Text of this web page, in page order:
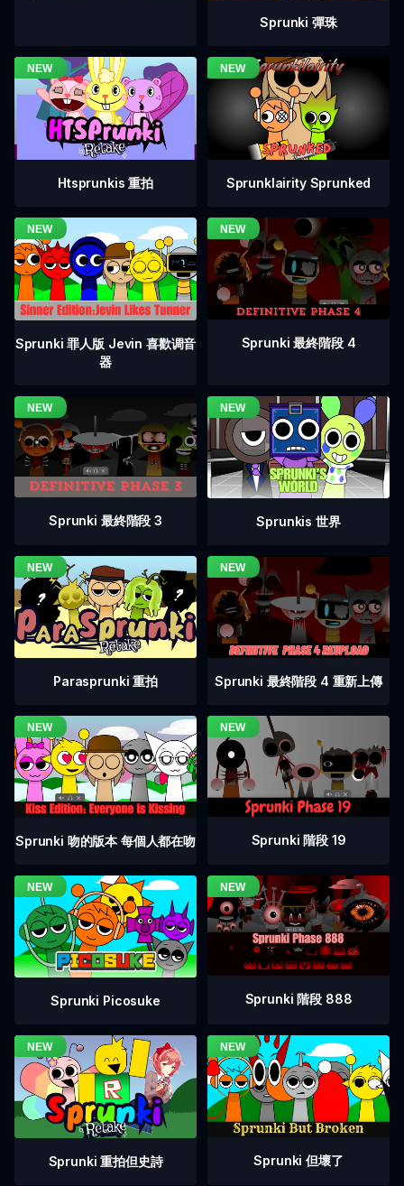
Sprunki 彈珠
Htsprunkis 重拍 Sprunklairity Sprunked
Sprunki 罪人版 Jevin 喜歡调音
器
Sprunki 最終階段 4
Sprunki 最終階段 3 Sprunkis 世界
Parasprunki 重拍 Sprunki 最終階段 4 重新上傳
Sprunki 吻的版本 每個人都在吻 Sprunki 階段 19
Sprunki Picosuke Sprunki 階段 888
Sprunki 重拍但史詩 Sprunki 但壞了